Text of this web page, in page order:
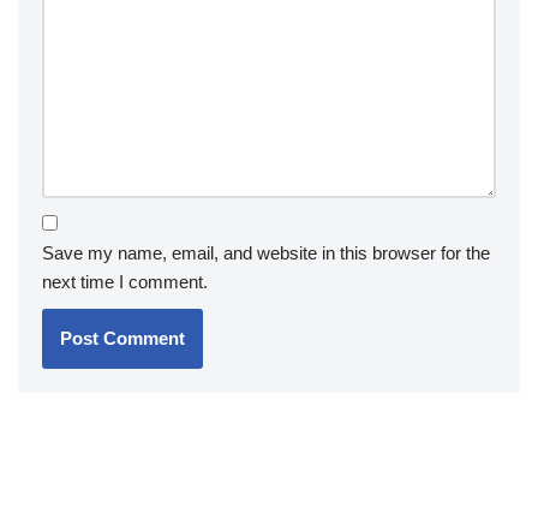
Save my name, email, and website in this browser for the
next time I comment.